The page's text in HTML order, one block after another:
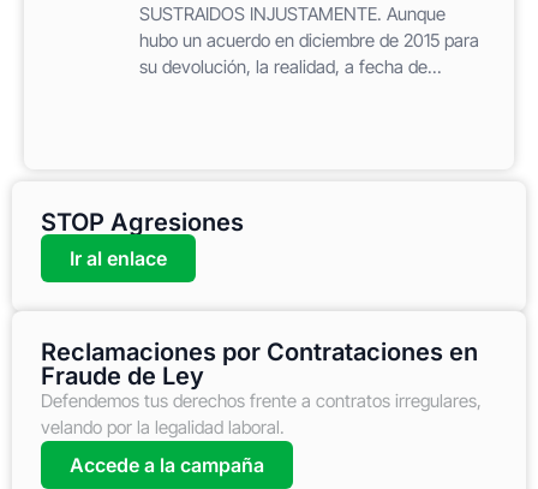
SUSTRAIDOS INJUSTAMENTE. Aunque
hubo un acuerdo en diciembre de 2015 para
su devolución, la realidad, a fecha de...
STOP Agresiones
Ir al enlace
Reclamaciones por Contrataciones en
Fraude de Ley
Defendemos tus derechos frente a contratos irregulares,
velando por la legalidad laboral.
Accede a la campaña